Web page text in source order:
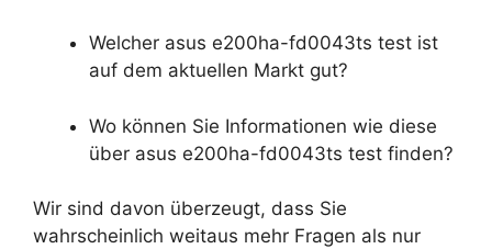
Welcher asus e200ha-fd0043ts test ist
auf dem aktuellen Markt gut?
Wo können Sie Informationen wie diese
über asus e200ha-fd0043ts test finden?
Wir sind davon überzeugt, dass Sie
wahrscheinlich weitaus mehr Fragen als nur